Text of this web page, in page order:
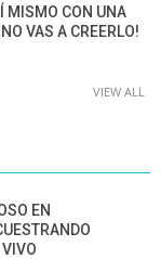
MISMO CON UNA
VAS A CREERLO!
VIEW ALL
EN